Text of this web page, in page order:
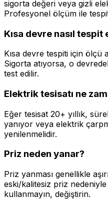
sigorta değeri veya gizli
Profesyonel ölçüm ile
Kısa devre nasıl tespit
Kısa devre tespiti için ölçü
Sigorta atıyorsa, o
test edilir.
Elektrik tesisatı ne
Eğer tesisat 20+ yıllık,
yanıyor veya elektrik
yenilenmelidir.
Priz neden yanar?
Priz yanması genellikle
eski/kalitesiz priz
kullanmayın, değiştirin.